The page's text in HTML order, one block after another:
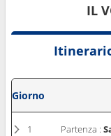
IL
Giorno
1 Partenza :